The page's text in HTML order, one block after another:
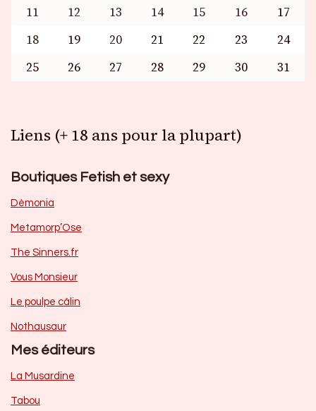
11
12 13 14 15 16
17
18
19 20 21 22 23
24
25
26 27 28 29 30 31
Liens (+ 18 ans pour la plupart)
Boutiques Fetish et sexy
Dèmonia
Metamorp’Ose
The Sinners.fr
Vous Monsieur
Le poulpe câlin
Nothausaur
Mes éditeurs
La Musardine
Tabou